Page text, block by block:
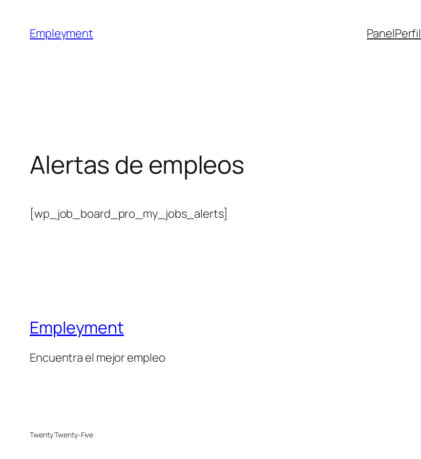
Empleyment PanelPerfil
Alertas de empleos
[wp_job_board_pro_my_jobs_alerts]
Empleyment
Encuentra el mejor empleo
Twenty Twenty-Five